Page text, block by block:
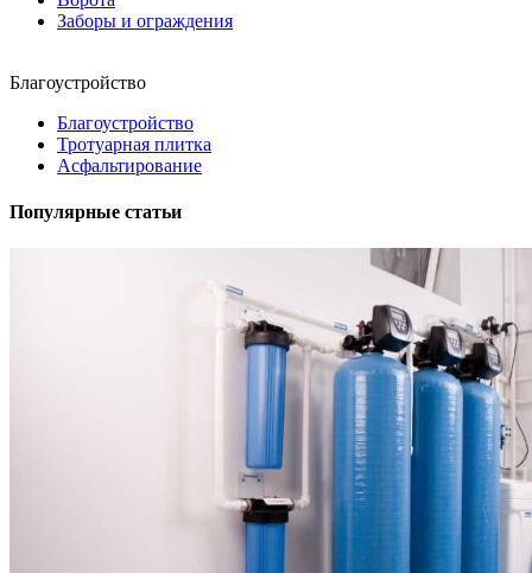
Заборы и ограждения
Благоустройство
Благоустройство
Тротуарная плитка
Асфальтирование
Популярные статьи